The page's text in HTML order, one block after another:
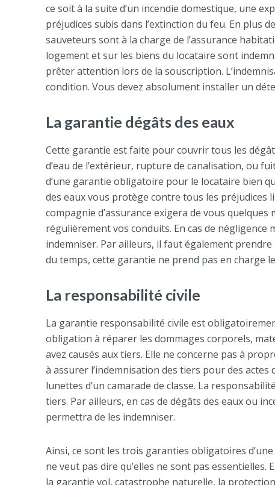
ce soit à la suite d’un incendie domestique, une
préjudices subis dans l’extinction du feu. En plus
sauveteurs sont à la charge de l’assurance
logement et sur les biens du locataire sont
prêter attention lors de la souscription.
condition. Vous devez absolument installer un
La garantie dégâts des eaux
Cette garantie est faite pour couvrir tous les
d’eau de l’extérieur, rupture de canalisation, ou
d’une garantie obligatoire pour le locataire bien
des eaux vous protège contre tous les préjudices
compagnie d’assurance exigera de vous
régulièrement vos conduits. En cas de négligence
indemniser. Par ailleurs, il faut également
du temps, cette garantie ne prend pas en charge
La responsabilité civile
La garantie responsabilité civile est
obligation à réparer les dommages corporels,
avez causés aux tiers. Elle ne concerne pas à
à assurer l’indemnisation des tiers pour des
lunettes d’un camarade de classe. La
tiers. Par ailleurs, en cas de dégâts des eaux ou
permettra de les indemniser.
Ainsi, ce sont les trois garanties obligatoires
ne veut pas dire qu’elles ne sont pas
la garantie vol, catastrophe naturelle, la